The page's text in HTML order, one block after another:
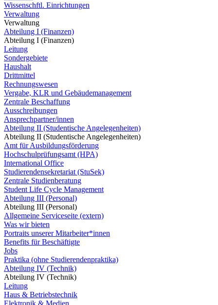
Wissenschftl. Einrichtungen
Verwaltung
Verwaltung
Abteilung I (Finanzen)
Abteilung I (Finanzen)
Leitung
Sondergebiete
Haushalt
Drittmittel
Rechnungswesen
Vergabe, KLR und Gebäudemanagement
Zentrale Beschaffung
Ausschreibungen
Ansprechpartner/innen
Abteilung II (Studentische Angelegenheiten)
Abteilung II (Studentische Angelegenheiten)
Amt für Ausbildungsförderung
Hochschulprüfungsamt (HPA)
International Office
Studierendensekretariat (StuSek)
Zentrale Studienberatung
Student Life Cycle Management
Abteilung III (Personal)
Abteilung III (Personal)
Allgemeine Serviceseite (extern)
Was wir bieten
Portraits unserer Mitarbeiter*innen
Benefits für Beschäftigte
Jobs
Praktika (ohne Studierendenpraktika)
Abteilung IV (Technik)
Abteilung IV (Technik)
Leitung
Haus & Betriebstechnik
Elektronik & Medien